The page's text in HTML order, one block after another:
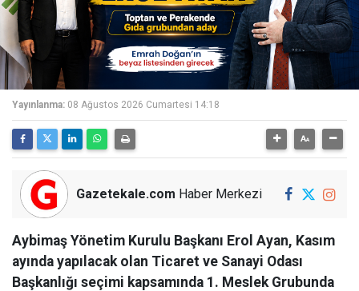
Yayınlanma: 08 Ağustos 2026 Cumartesi 14:18
Gazetekale.com Haber Merkezi
Aybimaş Yönetim Kurulu Başkanı Erol Ayan, Kasım
ayında yapılacak olan Ticaret ve Sanayi Odası
Başkanlığı seçimi kapsamında 1. Meslek Grubunda